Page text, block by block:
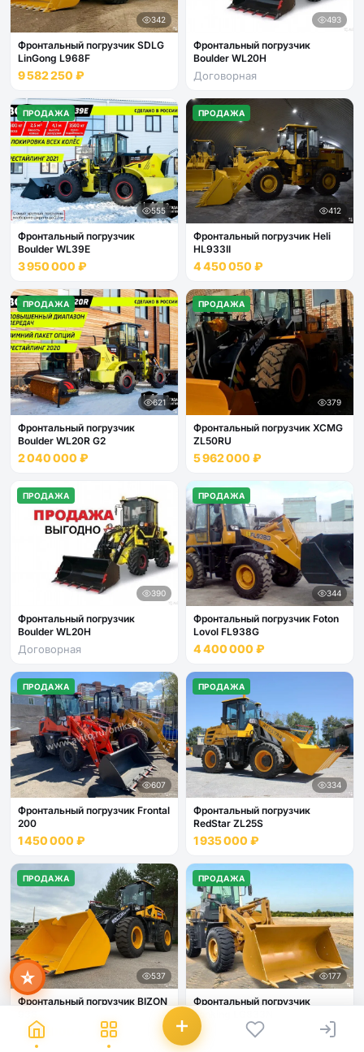
342
Фронтальный погрузчик SDLG
LinGong L968F
9 582 250 ₽
493
Фронтальный погрузчик
Boulder WL20H
Договорная
ПРОДАЖА
555
Фронтальный погрузчик
Boulder WL39E
3 950 000 ₽
ПРОДАЖА
412
Фронтальный погрузчик Heli
HL933II
4 450 050 ₽
ПРОДАЖА
621
Фронтальный погрузчик
Boulder WL20R G2
2 040 000 ₽
ПРОДАЖА
379
Фронтальный погрузчик XCMG
ZL50RU
5 962 000 ₽
ПРОДАЖА
390
Фронтальный погрузчик
Boulder WL20H
Договорная
ПРОДАЖА
344
Фронтальный погрузчик Foton
Lovol FL938G
4 400 000 ₽
ПРОДАЖА
607
Фронтальный погрузчик Frontal
200
1 450 000 ₽
ПРОДАЖА
334
Фронтальный погрузчик
RedStar ZL25S
1 935 000 ₽
ПРОДАЖА
537
Фронтальный погрузчик BIZON
2 370 000 ₽
ПРОДАЖА
177
Фронтальный погрузчик
Lonking LG833N
Договорная
Мира